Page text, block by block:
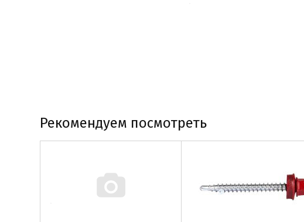
Рекомендуем посмотреть